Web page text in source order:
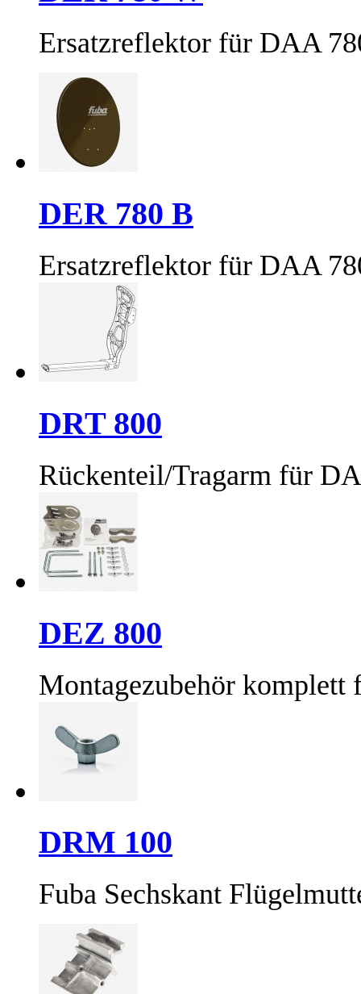
Ersatzreflektor für DAA
DER 780 B
Ersatzreflektor für DAA
DRT 800
Rückenteil/Tragarm für
DEZ 800
Montagezubehör komplett
DRM 100
Fuba Sechskant